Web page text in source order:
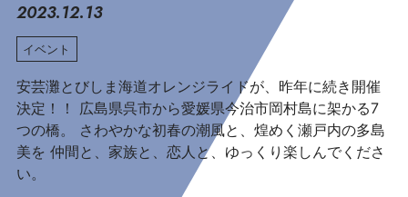
2023.12.13
イベント
安芸灘とびしま海道オレンジライドが、昨年に続き開催
決定！！ 広島県呉市から愛媛県今治市岡村島に架かる7
つの橋。 さわやかな初春の潮風と、煌めく瀬戸内の多島
美を 仲間と、家族と、恋人と、ゆっくり楽しんでくださ
い。